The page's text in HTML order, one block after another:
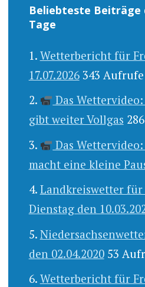
Beliebteste Beiträge
Tage
Wetterbericht für
17.07.2026 343 Aufrufe
Das
gibt weiter Vollgas
Das
macht eine kleine
Landkreiswetter für
Dienstag den
den 02.04.2020 53
Wetterbericht für